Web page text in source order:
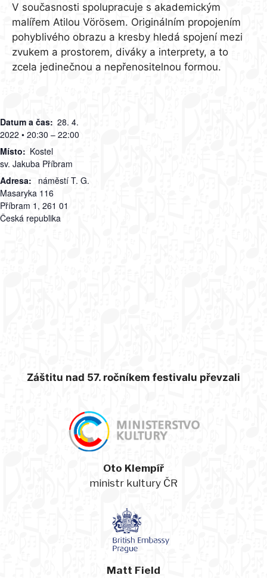
V současnosti spolupracuje s akademickým
malířem Atilou Vörösem. Originálním propojením
pohyblivého obrazu a kresby hledá spojení mezi
zvukem a prostorem, diváky a interprety, a to
zcela jedinečnou a nepřenositelnou formou.
Datum a čas: 28. 4.
2022 • 20:30 – 22:00
Místo: Kostel
sv. Jakuba Příbram
Adresa:
náměstí T. G.
Masaryka 116
Příbram 1 , 261 01
Česká republika
Záštitu nad 57. ročníkem festivalu převzali
Oto Klempíř
ministr kultury ČR
Matt Field